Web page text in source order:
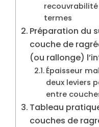
termes
Préparation du
couche de
(ou rallonge)
Épaisseur
deux leviers
entre
Tableau
couches de